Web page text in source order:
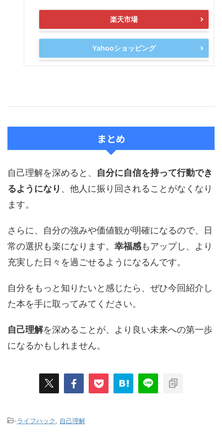
楽天市場
Yahooショッピング
まとめ
自己理解を深めると、 自分に自信を持って行動でき
るようになり 、他人に振り回されることがなくなり
ます。
さらに、自分の強みや価値観が明確になるので、日
常の選択も楽になります。 幸福感もアップし、より
充実した日々を過ごせるようになるんです。
自分をもっと知りたいと感じたら、ぜひ今回紹介し
た本を手に取ってみてください。
自己理解を深めることが、より良い未来への第一歩
になるかもしれません。
-ライフハック 自己理解